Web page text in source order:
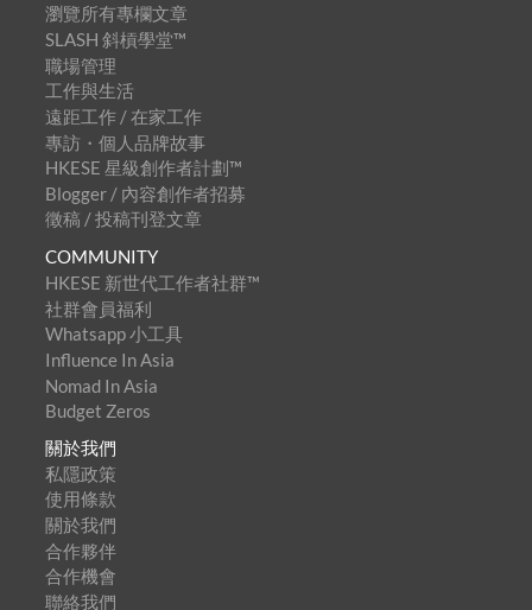
瀏覽所有專欄文章
SLASH 斜槓學堂™
職場管理
工作與生活
遠距工作 / 在家工作
專訪・個人品牌故事
HKESE 星級創作者計劃™
Blogger / 內容創作者招募
徵稿 / 投稿刊登文章
COMMUNITY
HKESE 新世代工作者社群™
社群會員福利
Whatsapp 小工具
Influence In Asia
Nomad In Asia
Budget Zeros
關於我們
私隱政策
使用條款
關於我們
合作夥伴
合作機會
聯絡我們